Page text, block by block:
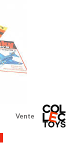
Vente